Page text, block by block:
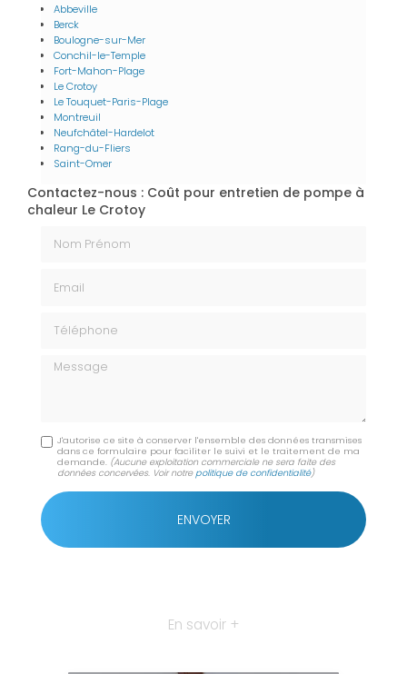
Abbeville
Berck
Boulogne-sur-Mer
Conchil-le-Temple
Fort-Mahon-Plage
Le Crotoy
Le Touquet-Paris-Plage
Montreuil
Neufchâtel-Hardelot
Rang-du-Fliers
Saint-Omer
Contactez-nous : Coût pour entretien de pompe à
chaleur Le Crotoy
Message
J'autorise ce site à conserver l'ensemble des données transmises
dans ce formulaire pour faciliter le suivi et le traitement de ma
demande. (Aucune exploitation commerciale ne sera faite des
données concervées. Voir notrepolitique de confidentialité)
En savoir +